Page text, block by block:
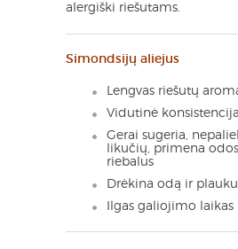
alergiški riešutams.
Simondsijų aliejus
Lengvas riešutų
Vidutinė konsistencija
Gerai sugeria,
likučių, primena
riebalus
Drėkina odą ir
Ilgas galiojimo laikas